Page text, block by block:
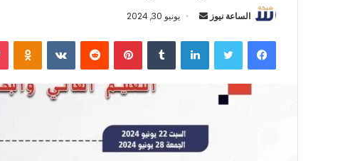
الساعة نيوز
أرسل
إلكترونيا
يونيو 30, 2024
فيسبوكتويتر لينكدإن بينتيريست